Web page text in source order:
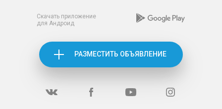
Скачать приложение
для Андроид
РАЗМЕСТИТЬ ОБЪЯВЛЕНИЕ